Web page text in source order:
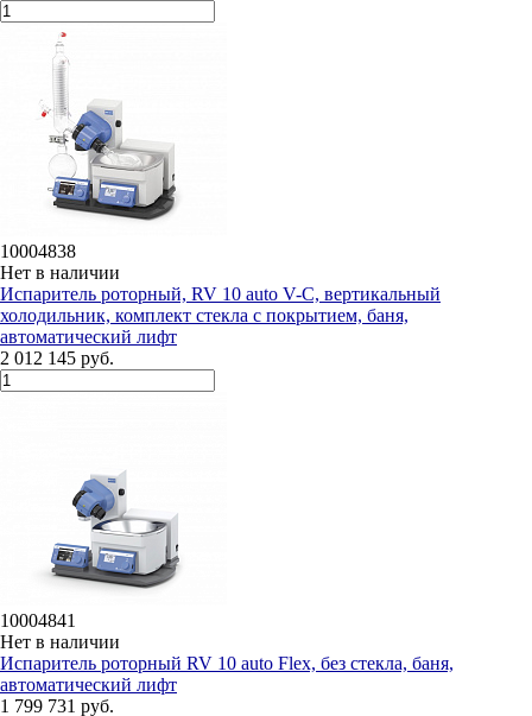
10004838
Нет в наличии
Испаритель роторный, RV 10 auto V-С, вертикальный
холодильник, комплект стекла c покрытием, баня,
автоматический лифт
2 012 145 руб.
10004841
Нет в наличии
Испаритель роторный RV 10 auto Flex, без стекла, баня,
автоматический лифт
1 799 731 руб.